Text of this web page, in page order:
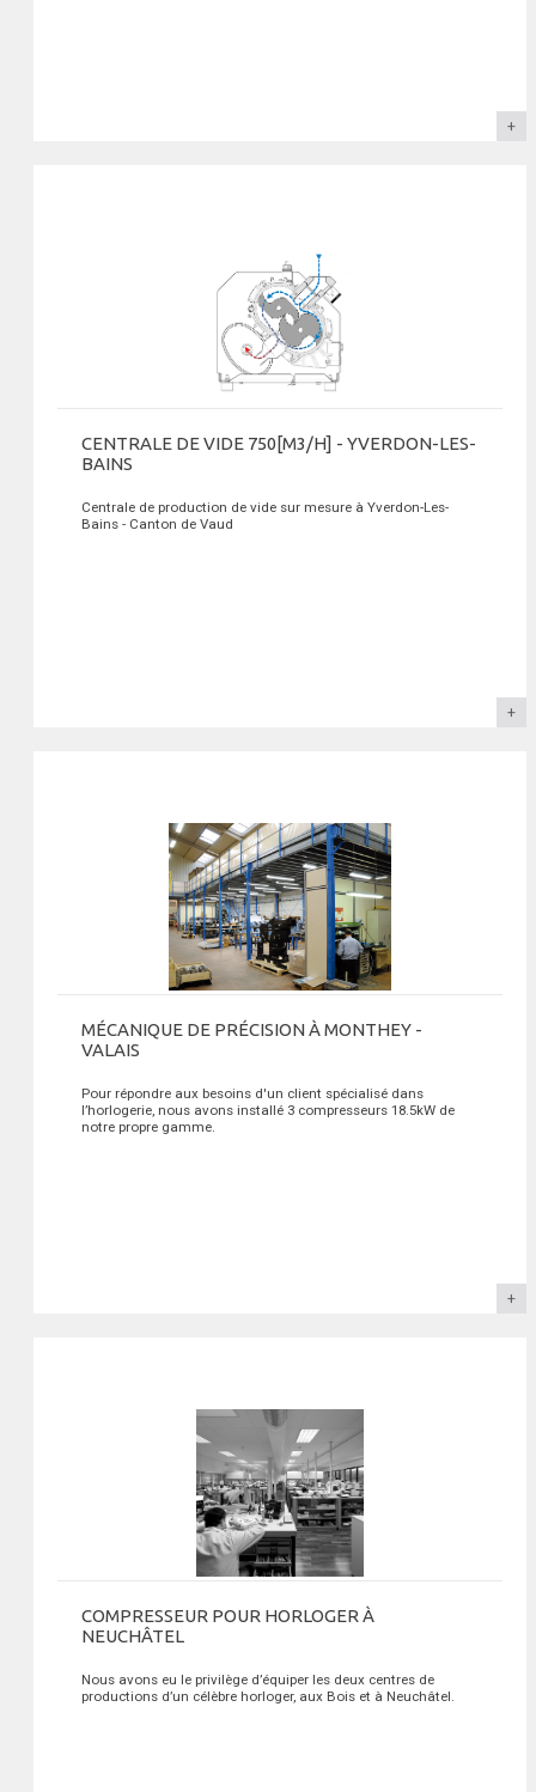
CENTRALE DE VIDE 750[M3/H] - YVERDON-LES-
BAINS
Centrale de production de vide sur mesure à Yverdon-Les-
Bains - Canton de Vaud
MÉCANIQUE DE PRÉCISION À MONTHEY -
VALAIS
Pour répondre aux besoins d'un client spécialisé dans
l’horlogerie, nous avons installé 3 compresseurs 18.5kW de
notre propre gamme.
COMPRESSEUR POUR HORLOGER À
NEUCHÂTEL
Nous avons eu le privilège d’équiper les deux centres de
productions d’un célèbre horloger, aux Bois et à Neuchâtel.